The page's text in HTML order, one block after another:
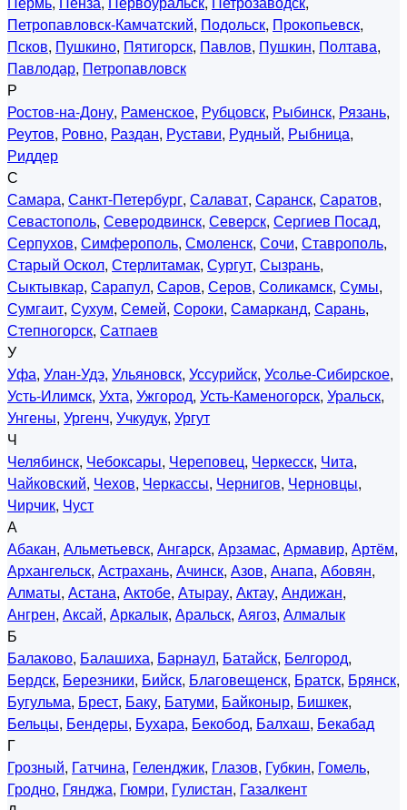
Петропавловск-Камчатский, Подольск, Прокопьевск,
Псков, Пушкино, Пятигорск, Павлов, Пушкин, Полтава,
Павлодар, Петропавловск
Р
Ростов-на-Дону, Раменское, Рубцовск, Рыбинск, Рязань,
Реутов, Ровно, Раздан, Рустави, Рудный, Рыбница,
Риддер
С
Самара, Санкт-Петербург, Салават, Саранск, Саратов,
Севастополь, Северодвинск, Северск, Сергиев Посад,
Серпухов, Симферополь, Смоленск, Сочи, Ставрополь,
Старый Оскол, Стерлитамак, Сургут, Сызрань,
Сыктывкар, Сарапул, Саров, Серов, Соликамск, Сумы,
Сумгаит, Сухум, Семей, Сороки, Самарканд, Сарань,
Степногорск, Сатпаев
У
Уфа, Улан-Удэ, Ульяновск, Уссурийск, Усолье-Сибирское,
Усть-Илимск, Ухта, Ужгород, Усть-Каменогорск, Уральск,
Унгены, Ургенч, Учкудук, Ургут
Ч
Челябинск, Чебоксары, Череповец, Черкесск, Чита,
Чайковский, Чехов, Черкассы, Чернигов, Черновцы,
Чирчик, Чуст
А
Абакан, Альметьевск, Ангарск, Арзамас, Армавир, Артём,
Архангельск, Астрахань, Ачинск, Азов, Анапа, Абовян,
Алматы, Астана, Актобе, Атырау, Актау, Андижан,
Ангрен, Аксай, Аркалык, Аральск, Аягоз, Алмалык
Б
Балаково, Балашиха, Барнаул, Батайск, Белгород,
Бердск, Березники, Бийск, Благовещенск, Братск, Брянск,
Бугульма, Брест, Баку, Батуми, Байконыр, Бишкек,
Бельцы, Бендеры, Бухара, Бекобод, Балхаш, Бекабад
Г
Грозный, Гатчина, Геленджик, Глазов, Губкин, Гомель,
Гродно, Гянджа, Гюмри, Гулистан, Газалкент